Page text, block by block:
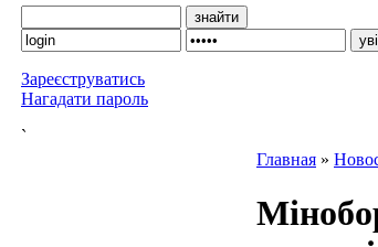
Зареєструватись
Нагадати пароль
`
Главная »